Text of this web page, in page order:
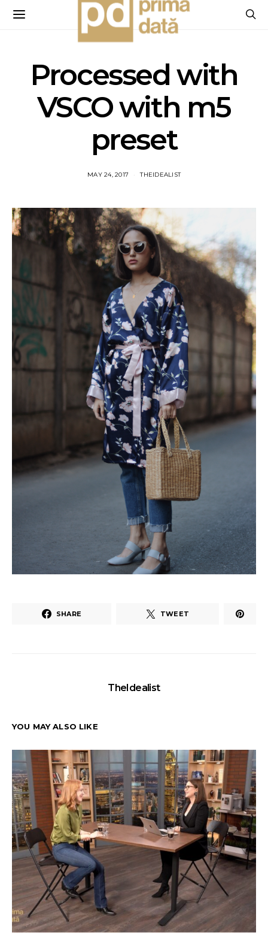
Processed with
VSCO with m5
preset
MAY 24, 2017 THEIDEALIST
SHARE TWEET
TheIdealist
YOU MAY ALSO LIKE